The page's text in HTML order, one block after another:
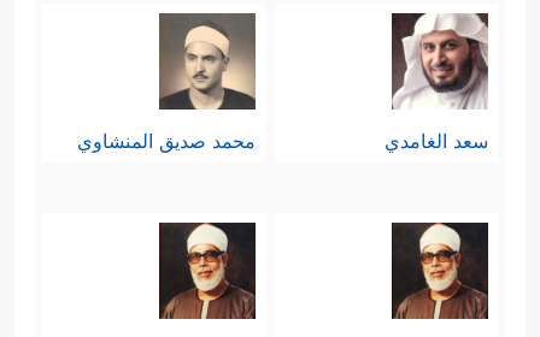
سعد الغامدي محمد صديق المنشاوي